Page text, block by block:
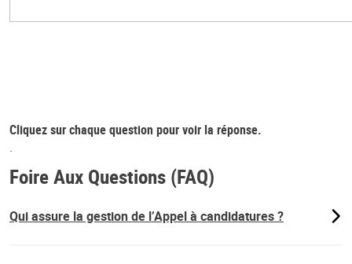
Cliquez sur chaque question pour voir la réponse.
.
Foire Aux Questions (FAQ)
Qui assure la gestion de l’Appel à candidatures ?